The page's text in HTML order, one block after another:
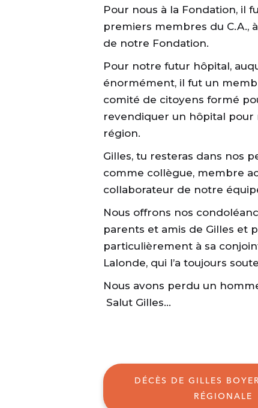
Pour nous à la Fondation, il
premiers membres du C.A.,
de notre Fondation.
Pour notre futur hôpital,
énormément, il fut un
comité de citoyens formé
revendiquer un hôpital pour
région.
Gilles, tu resteras dans nos
comme collègue, membre
collaborateur de notre
Nous offrons nos
parents et amis de Gilles et
particulièrement à sa
Lalonde, qui l’a toujours
Nous avons perdu un
Salut Gilles…
DÉCÈS DE GILLES
RÉGIONALE